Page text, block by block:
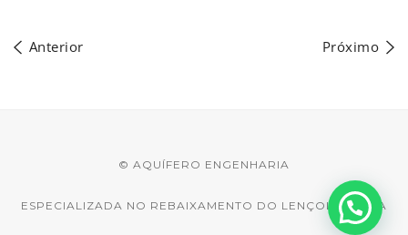
Anterior Próximo
© AQUÍFERO ENGENHARIA
ESPECIALIZADA NO REBAIXAMENTO DO LENÇOL D'ÁGUA